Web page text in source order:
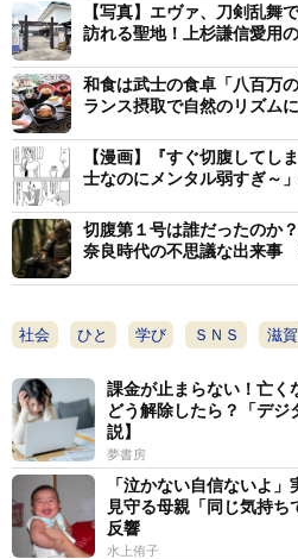
など数々の驚きの声が寄せら
てガッチさんに話を聞いた。
ーー『稲富流砲術秘伝書』や、
お聞かせください。
ガッチ：戦国時代の丹後国の
年）という人が興した稲富流砲
です。稲富流砲術は祐直の祖
合戦のあと祐直は徳川家康、秀
多くの大名に砲術指南を行いま
の写本も多く残ったのかもしれ
ーーこの秘伝を再現されようと
動画版。
【写真】エヴァ、刀剣乱舞
訪れる聖地！上杉謙信愛用
和食は武士の食卓「八百万
ランス摂取で自然のリズム
【漫画】『すぐ切腹してし
士なのにメンタル弱すぎ～
切腹第１号は誰だったのか
奈良時代の不思議な出来事
社会 ひと 学び ＳＮＳ 滋賀
課金が止まらない！亡く
どう解除したら？「デ
説】
夢書房
「泣かない自信ないよ
見守る母親「同じ気持ち
反響
水上侑子